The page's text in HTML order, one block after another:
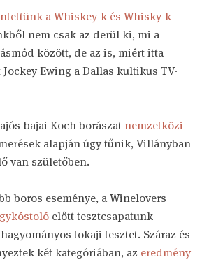
a Whiskey-k és Whisky-k
nem csak az derül ki, mi a
között, de az is, miért itta
Ewing a Dallas kultikus TV-
bajai Koch borászat nemzetközi
alapján úgy tűnik, Villányban
van születőben.
boros eseménye, a Winelovers
előtt tesztcsapatunk
tokaji tesztet. Száraz és
két kategóriában, az eredmény